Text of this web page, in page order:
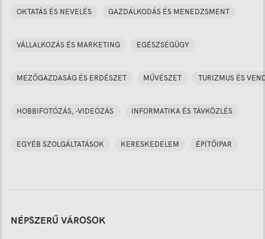
OKTATÁS ÉS NEVELÉS GAZDÁLKODÁS ÉS MENEDZSMENT
VÁLLALKOZÁS ÉS MARKETING EGÉSZSÉGÜGY
MEZŐGAZDASÁG ÉS ERDÉSZET MŰVÉSZET TURIZMUS ÉS
HOBBIFOTÓZÁS, -VIDEÓZÁS INFORMATIKA ÉS TÁVKÖZLÉS
EGYÉB SZOLGÁLTATÁSOK KERESKEDELEM ÉPÍTŐIPAR
NÉPSZERŰ VÁROSOK